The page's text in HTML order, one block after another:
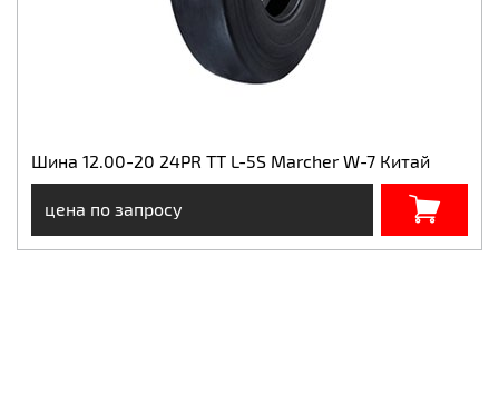
Шина 12.00-20 24PR TT L-5S Marcher W-7 Китай
цена по запросу